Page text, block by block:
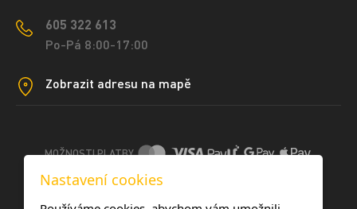
605 322 613
Po-Pá 8:00-17:00
Zobrazit adresu na mapě
MOŽNOSTI PLATBY
DOPRAVNÍ METODY
Nastavení cookies